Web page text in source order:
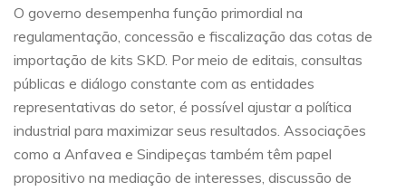
O governo desempenha função primordial na
regulamentação, concessão e fiscalização das cotas de
importação de kits SKD. Por meio de editais, consultas
públicas e diálogo constante com as entidades
representativas do setor, é possível ajustar a política
industrial para maximizar seus resultados. Associações
como a Anfavea e Sindipeças também têm papel
propositivo na mediação de interesses, discussão de